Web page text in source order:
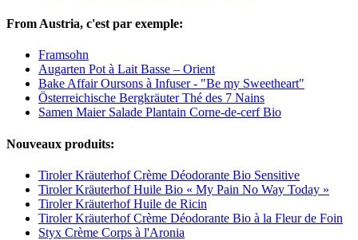
From Austria, c'est par exemple:
Framsohn
Augarten Pot à Lait Basse – Orient
Bake Affair Oursons à Infuser - "Be my Sweetheart"
Österreichische Bergkräuter Thé des 7 Nains
Samen Maier Salade Plantain Corne-de-cerf Bio
Nouveaux produits:
Tiroler Kräuterhof Crème Déodorante Bio Sensitive
Tiroler Kräuterhof Huile Bio « My Pain No Way Today »
Tiroler Kräuterhof Huile de Ricin
Tiroler Kräuterhof Crème Déodorante Bio à la Fleur de Foin
Styx Crème Corps à l'Aronia